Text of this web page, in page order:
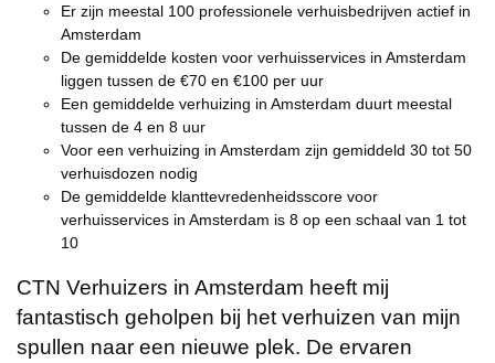
Er zijn meestal 100 professionele verhuisbedrijven actief in
Amsterdam
De gemiddelde kosten voor verhuisservices in Amsterdam
liggen tussen de €70 en €100 per uur
Een gemiddelde verhuizing in Amsterdam duurt meestal
tussen de 4 en 8 uur
Voor een verhuizing in Amsterdam zijn gemiddeld 30 tot 50
verhuisdozen nodig
De gemiddelde klanttevredenheidsscore voor
verhuisservices in Amsterdam is 8 op een schaal van 1 tot
10
CTN Verhuizers in Amsterdam heeft mij
fantastisch geholpen bij het verhuizen van mijn
spullen naar een nieuwe plek. De ervaren